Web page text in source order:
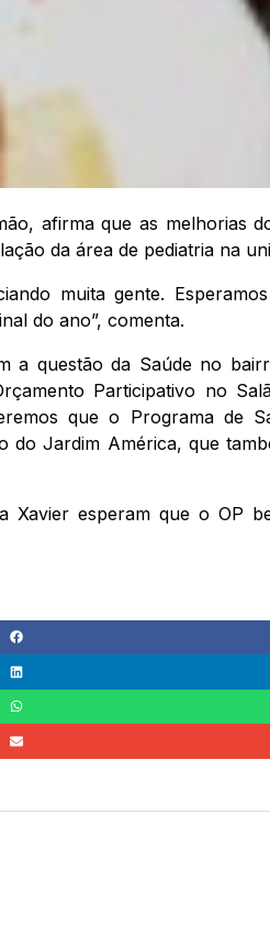
afirma que as melhorias
da área de pediatria na
muita gente.
do ano”, comenta.
a questão da Saúde no
Participativo no
que o Programa de
Jardim América, que
esperam que o OP